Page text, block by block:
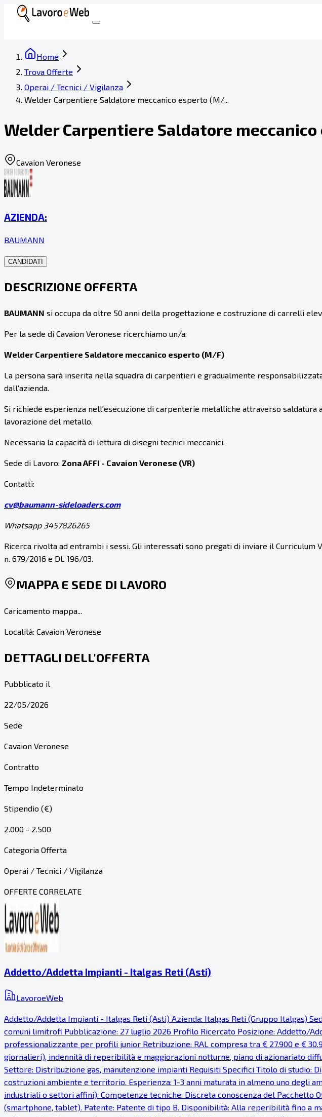
Home
Trova Offerte
Operai / Tecnici / Vigilanza
Welder Carpentiere Saldatore meccanico esperto (M/...
Welder Carpentiere Saldatore
Cavaion Veronese
AZIENDA:
BAUMANN
CANDIDATI
DESCRIZIONE OFFERTA
BAUMANN si occupa da oltre 50 anni della progettazione e costruzione di carrelli
Per la sede di Cavaion Veronese ricerchiamo un/a:
Welder Carpentiere Saldatore meccanico esperto (M/F)
La persona sarà inserita nella squadra di carpentieri e gradualmente
dall'azienda.
Si richiede esperienza nell'esecuzione di carpenterie metalliche attraverso
lavorazione del metallo.
Necessaria la capacità di lettura di disegni tecnici meccanici.
Sede di Lavoro: Zona AFFI - Cavaion Veronese (VR)
Contatti:
cv@baumann-sideloaders.com
Whatsapp 3457826265
Ricerca rivolta ad entrambi i sessi. Gli interessati sono pregati di inviare il
n. 679/2016 e DL 196/03.
MAPPA E SEDE DI LAVORO
Caricamento mappa...
Località: Cavaion Veronese
DETTAGLI DELL'OFFERTA
Pubblicato il
22/05/2026
Sede
Cavaion Veronese
Contratto
Tempo Indeterminato
Stipendio (€)
2.000 - 2.500
Categoria Offerta
Operai / Tecnici / Vigilanza
OFFERTE CORRELATE
Addetto/Addetta Impianti - Italgas Reti (Asti)
LavoroeWeb
Addetto/Addetta Impianti - Italgas Reti (Asti) Azienda: Italgas Reti (Gruppo Italgas)
comuni limitrofi Pubblicazione: 27 luglio 2026 Profilo Ricercato Posizione: Addetto/
professionalizzante per profili junior Retribuzione: RAL compresa tra € 27.900 e €
giornalieri), indennità di reperibilità e maggiorazioni notturne, piano di azionariato
Settore: Distribuzione gas, manutenzione impianti Requisiti Specifici Titolo di
costruzioni ambiente e territorio. Esperienza: 1-3 anni maturata in almeno uno degli
industriali o settori affini). Competenze tecniche: Discreta conoscenza del
(smartphone, tablet). Patente: Patente di tipo B. Disponibilità: Alla reperibilità fino a